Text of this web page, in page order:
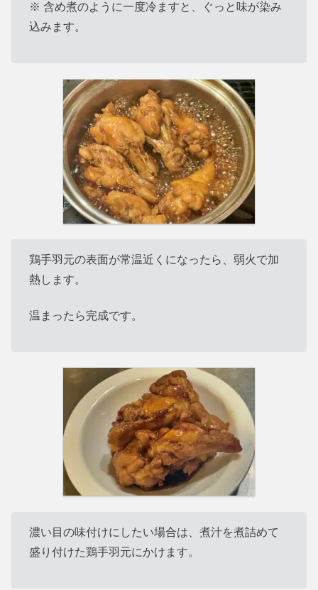
※ 含め煮のように一度冷ますと、ぐっと味が染み
込みます。
鶏手羽元の表面が常温近くになったら、弱火で加
熱します。
温まったら完成です。
濃い目の味付けにしたい場合は、煮汁を煮詰めて
盛り付けた鶏手羽元にかけます。